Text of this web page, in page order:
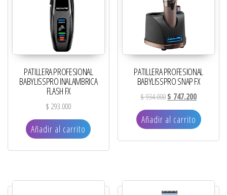
PATILLERA PROFESIONAL
BABYLISSPRO INALAMBRICA
FLASH FX
$ 293.000
Añadir al carrito
PATILLERA PROFESIONAL
BABYLISSPRO SNAP FX
$934.000El precio original era:
$ 747.200El precio
Añadir al carrito